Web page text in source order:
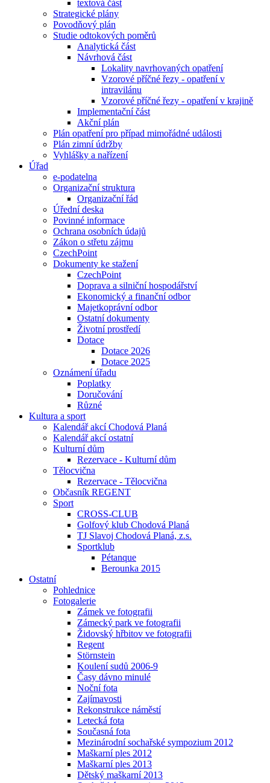
textová část
Strategické plány
Povodňový plán
Studie odtokových poměrů
Analytická část
Návrhová část
Lokality navrhovaných opatření
Vzorové příčné řezy - opatření v
intravilánu
Vzorové příčné řezy - opatření v krajině
Implementační část
Akční plán
Plán opatření pro případ mimořádné události
Plán zimní údržby
Vyhlášky a nařízení
Úřad
e-podatelna
Organizační struktura
Organizační řád
Úřední deska
Povinné informace
Ochrana osobních údajů
Zákon o střetu zájmu
CzechPoint
Dokumenty ke stažení
CzechPoint
Doprava a silniční hospodářství
Ekonomický a finanční odbor
Majetkoprávní odbor
Ostatní dokumenty
Životní prostředí
Dotace
Dotace 2026
Dotace 2025
Oznámení úřadu
Poplatky
Doručování
Různé
Kultura a sport
Kalendář akcí Chodová Planá
Kalendář akcí ostatní
Kulturní dům
Rezervace - Kulturní dům
Tělocvična
Rezervace - Tělocvična
Občasník REGENT
Sport
CROSS-CLUB
Golfový klub Chodová Planá
TJ Slavoj Chodová Planá, z.s.
Sportklub
Pétanque
Berounka 2015
Ostatní
Pohlednice
Fotogalerie
Zámek ve fotografii
Zámecký park ve fotografii
Židovský hřbitov ve fotografii
Regent
Störnstein
Koulení sudů 2006-9
Časy dávno minulé
Noční fota
Zajímavosti
Rekonstrukce náměstí
Letecká fota
Současná fota
Mezinárodní sochařské sympozium 2012
Maškarní ples 2012
Maškarní ples 2013
Dětský maškarní 2013